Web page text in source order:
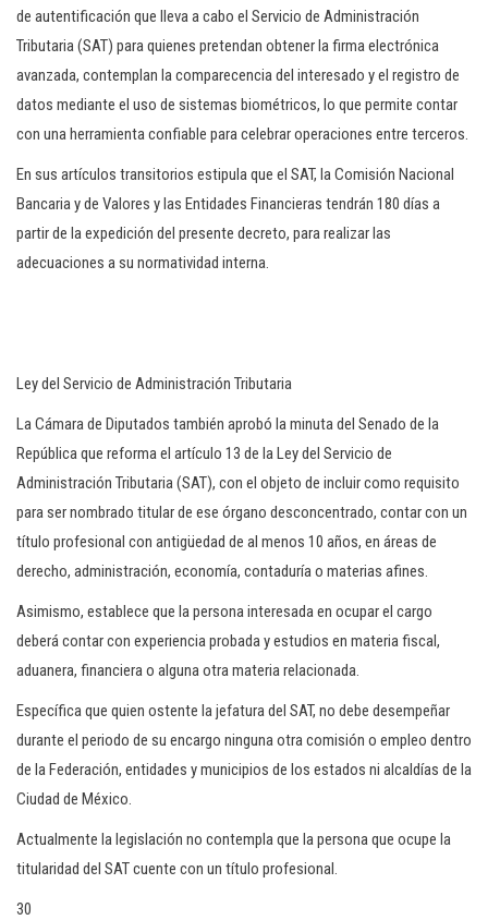
de autentificación que lleva a cabo el Servicio de Administración
Tributaria (SAT) para quienes pretendan obtener la firma electrónica
avanzada, contemplan la comparecencia del interesado y el registro de
datos mediante el uso de sistemas biométricos, lo que permite contar
con una herramienta confiable para celebrar operaciones entre terceros.
En sus artículos transitorios estipula que el SAT, la Comisión Nacional
Bancaria y de Valores y las Entidades Financieras tendrán 180 días a
partir de la expedición del presente decreto, para realizar las
adecuaciones a su normatividad interna.
Ley del Servicio de Administración Tributaria
La Cámara de Diputados también aprobó la minuta del Senado de la
República que reforma el artículo 13 de la Ley del Servicio de
Administración Tributaria (SAT), con el objeto de incluir como requisito
para ser nombrado titular de ese órgano desconcentrado, contar con un
título profesional con antigüedad de al menos 10 años, en áreas de
derecho, administración, economía, contaduría o materias afines.
Asimismo, establece que la persona interesada en ocupar el cargo
deberá contar con experiencia probada y estudios en materia fiscal,
aduanera, financiera o alguna otra materia relacionada.
Específica que quien ostente la jefatura del SAT, no debe desempeñar
durante el periodo de su encargo ninguna otra comisión o empleo dentro
de la Federación, entidades y municipios de los estados ni alcaldías de la
Ciudad de México.
Actualmente la legislación no contempla que la persona que ocupe la
titularidad del SAT cuente con un título profesional.
30